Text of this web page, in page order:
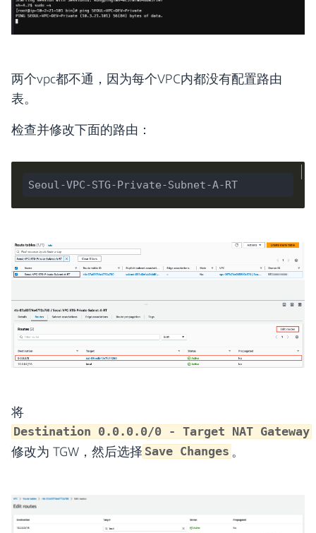
两个vpc都不通，因为每个VPC内都没有配置路由
表。
检查并修改下面的路由：
Seoul-VPC-STG-Private-Subnet-A-RT
将
Destination 0.0.0.0/0 - Target NAT Gateway
修改为 TGW，然后选择 Save Changes 。